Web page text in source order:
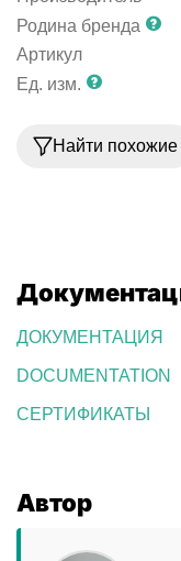
Родина бренда
Артикул
Ед. изм.
Найти похожие
ДОКУМЕНТАЦИЯ
DOCUMENTATION
СЕРТИФИКАТЫ
Автор